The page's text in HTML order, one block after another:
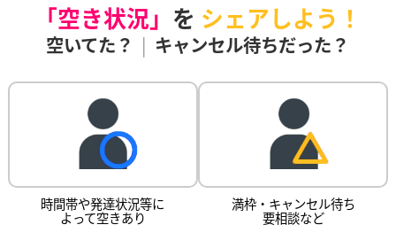
「空き状況」 を シェアしよう！
空いてた？ | キャンセル待ちだった？
時間帯や発達状況等に
よって空きあり
満枠・キャンセル待ち
要相談など